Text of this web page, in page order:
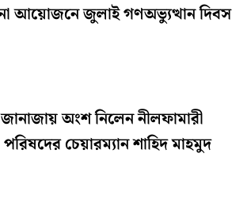
আয়োজনে জুলাই গণঅভ্যুত্থান দিবস
অংশ নিলেন নীলফামারী
চেয়ারম্যান শাহিদ মাহমুদ